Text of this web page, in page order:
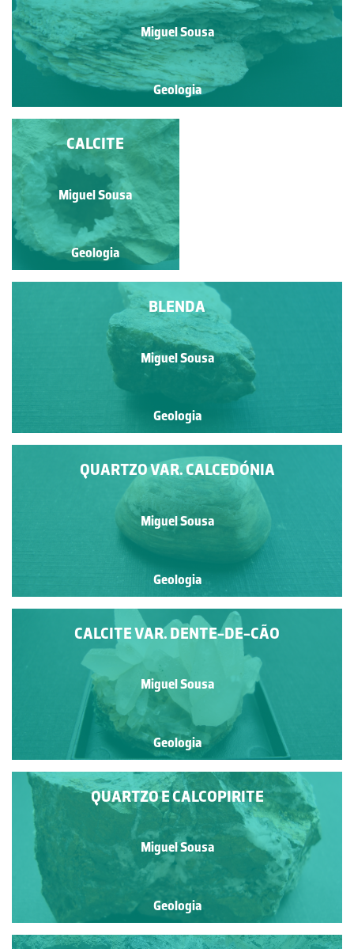
Miguel Sousa
Geologia
BERILO
Miguel Sousa
Geologia
BLENDA
Miguel Sousa
Geologia
QUARTZO VAR. CALCEDÓNIA
Miguel Sousa
Geologia
CALCITE VAR. DENTE-DE-CÃO
Miguel Sousa
Geologia
CALCITE
Miguel Sousa
Geologia
QUARTZO E CALCOPIRITE
Miguel Sousa
Geologia